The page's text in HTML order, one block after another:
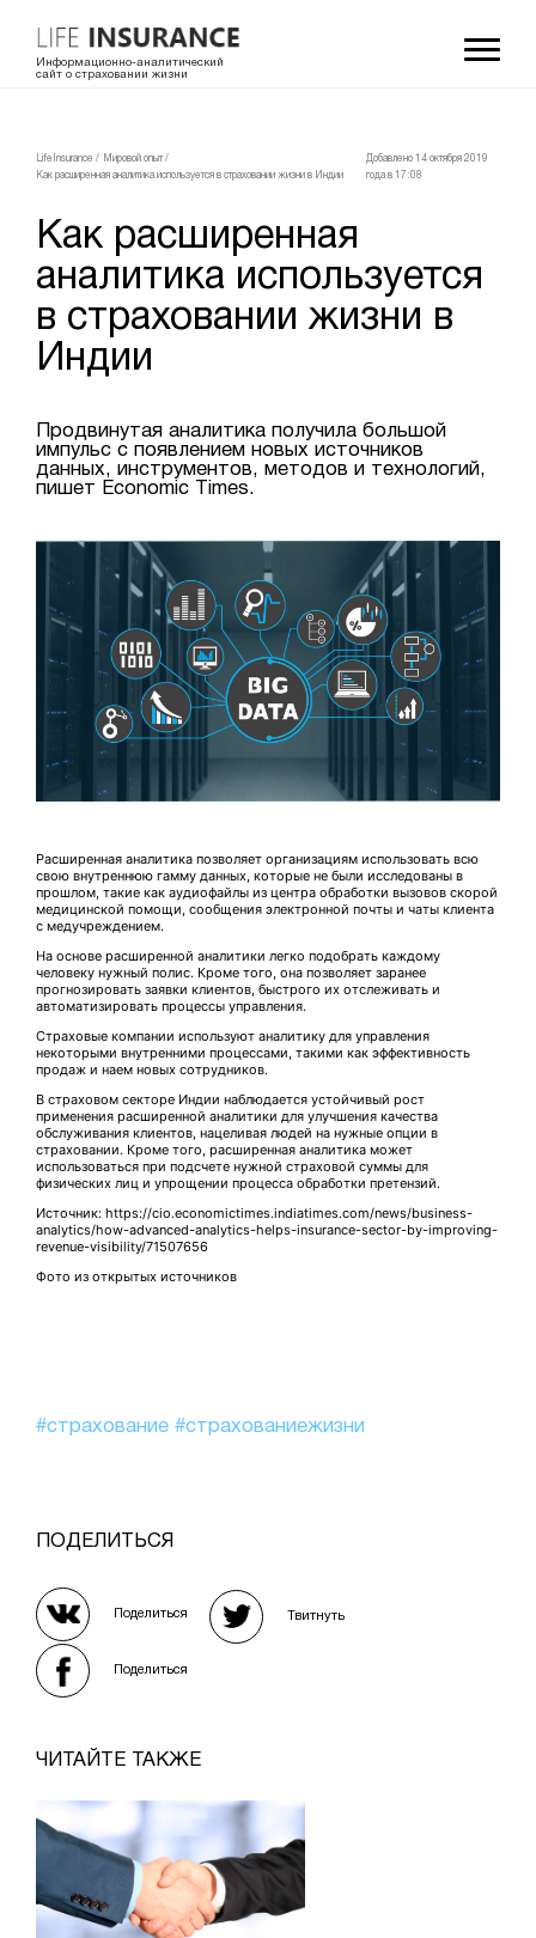
Информационно-аналитический
сайт о страховании жизни
LifeInsurance / Мировой опыт/
Как расширенная аналитика используется в страховании жизни в Индии
Добавлено 14 октября 2019
года в 17:08
Как расширенная
аналитика используется
в страховании жизни в
Индии
Продвинутая аналитика получила большой
импульс с появлением новых источников
данных, инструментов, методов и технологий,
пишет Economic Times.
Расширенная аналитика позволяет организациям использовать всю
свою внутреннюю гамму данных, которые не были исследованы в
прошлом, такие как аудиофайлы из центра обработки вызовов скорой
медицинской помощи, сообщения электронной почты и чаты клиента
с медучреждением.
На основе расширенной аналитики легко подобрать каждому
человеку нужный полис. Кроме того, она позволяет заранее
прогнозировать заявки клиентов, быстрого их отслеживать и
автоматизировать процессы управления.
Страховые компании используют аналитику для управления
некоторыми внутренними процессами, такими как эффективность
продаж и наем новых сотрудников.
В страховом секторе Индии наблюдается устойчивый рост
применения расширенной аналитики для улучшения качества
обслуживания клиентов, нацеливая людей на нужные опции в
страховании. Кроме того, расширенная аналитика может
использоваться при подсчете нужной страховой суммы для
физических лиц и упрощении процесса обработки претензий.
Источник: https://cio.economictimes.indiatimes.com/news/business-
analytics/how-advanced-analytics-helps-insurance-sector-by-improving-
revenue-visibility/71507656
Фото из открытых источников
#страхование #страхованиежизни
ПОДЕЛИТЬСЯ
Поделиться Твитнуть
Поделиться
ЧИТАЙТЕ ТАКЖЕ